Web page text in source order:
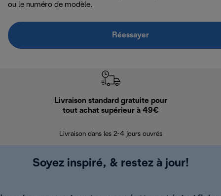
ou le numéro de modèle.
Réessayer
Livraison standard gratuite pour
tout achat supérieur à 49€
Livraison dans les 2-4 jours ouvrés
Soyez inspiré, & restez à jour!